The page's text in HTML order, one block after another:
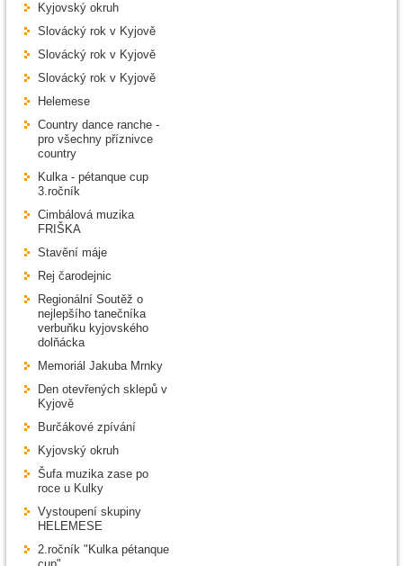
Kyjovský okruh
Slovácký rok v Kyjově
Slovácký rok v Kyjově
Slovácký rok v Kyjově
Helemese
Country dance ranche -
pro všechny příznivce
country
Kulka - pétanque cup
3.ročník
Cimbálová muzika
FRIŠKA
Stavění máje
Rej čarodejnic
Regionální Soutěž o
nejlepšího tanečníka
verbuňku kyjovského
dolňácka
Memoriál Jakuba Mrnky
Den otevřených sklepů v
Kyjově
Burčákové zpívání
Kyjovský okruh
Šufa muzika zase po
roce u Kulky
Vystoupení skupiny
HELEMESE
2.ročník "Kulka pétanque